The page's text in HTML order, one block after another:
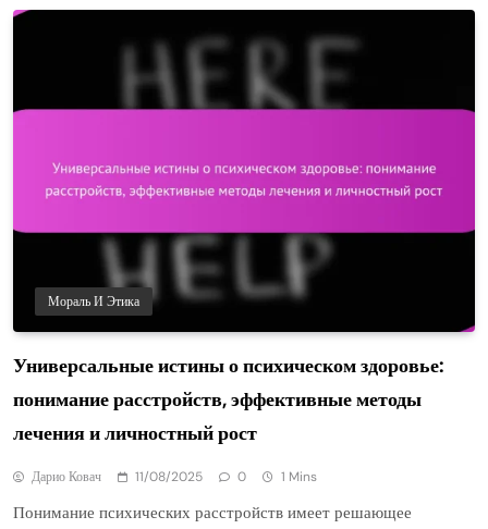
Мораль И Этика
Универсальные истины о психическом здоровье:
понимание расстройств, эффективные методы
лечения и личностный рост
Дарио Ковач 11/08/2025 0 1 Mins
Понимание психических расстройств имеет решающее